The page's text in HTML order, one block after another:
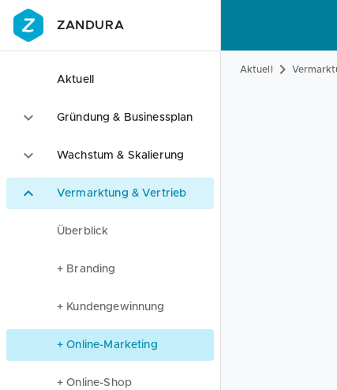
ZANDURA
Aktuell
Gründung & Businessplan
Wachstum & Skalierung
Vermarktung & Vertrieb
Überblick
+ Branding
+ Kundengewinnung
+ Online-Marketing
+ Online-Shop
Aktuell